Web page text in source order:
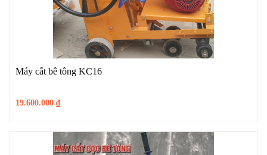
Máy cắt bê tông KC16
19.600.000 ₫